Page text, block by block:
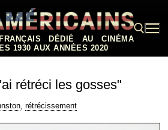
DÉDIÉ AU CINÉMA
1930 AUX ANNÉES 2020
rétréci les gosses"
, rétrécissement